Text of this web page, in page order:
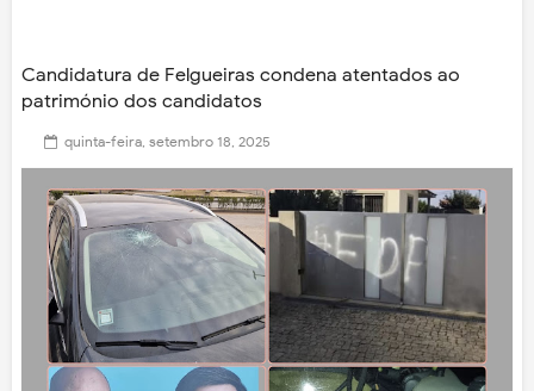
Candidatura de Felgueiras condena atentados ao
património dos candidatos
quinta-feira, setembro 18, 2025